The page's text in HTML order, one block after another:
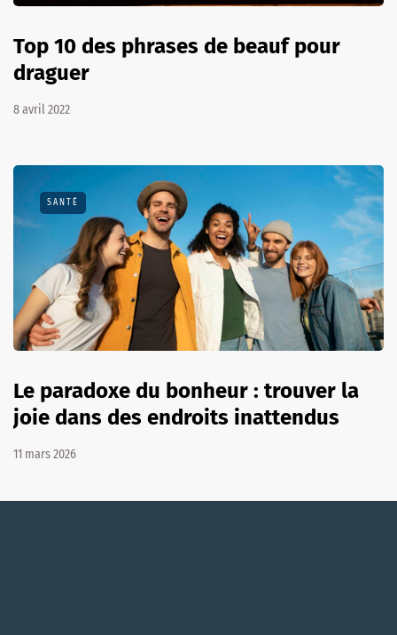
Top 10 des phrases de beauf pour
draguer
8 avril 2022
SANTÉ
Le paradoxe du bonheur : trouver la
joie dans des endroits inattendus
11 mars 2026